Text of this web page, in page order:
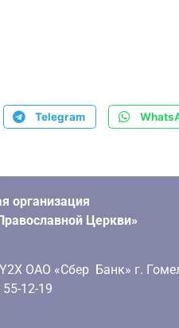
Telegram
организация
Церкви»
ОАО «Сбер Банк» г.
12-19